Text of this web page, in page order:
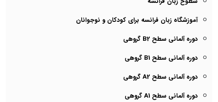
آموزشگاه زبان فرانسه برای کودکان و نوجوانان
دوره آلمانی سطح B2 گروهی
دوره آلمانی سطح B1 گروهی
دوره آلمانی سطح A2 گروهی
دوره آلمانی سطح A1 گروهی